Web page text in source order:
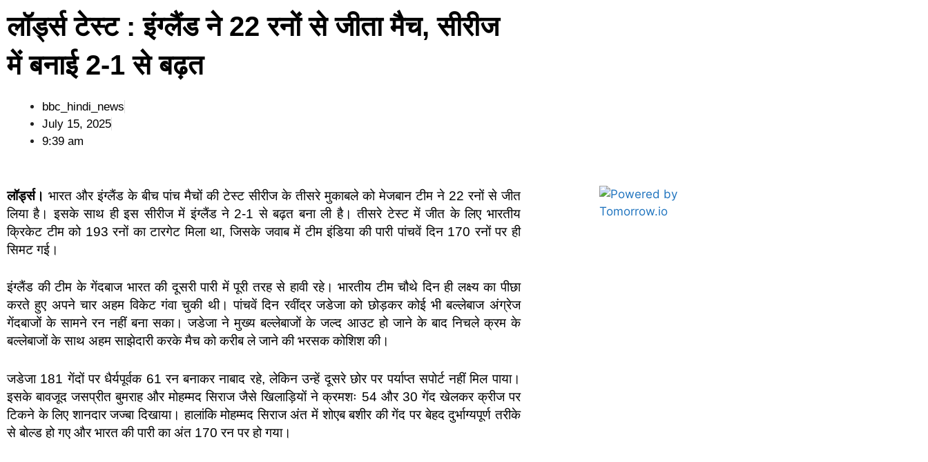
लॉर्ड्स टेस्ट : इंग्लैंड ने 22 रनों से जीता मैच, सीरीज
में बनाई 2-1 से बढ़त
bbc_hindi_news
July 15, 2025
9:39 am
लॉर्ड्स। भारत और इंग्लैंड के बीच पांच मैचों की टेस्ट सीरीज के तीसरे मुकाबले को मेजबान टीम ने 22 रनों से जीत
लिया है। इसके साथ ही इस सीरीज में इंग्लैंड ने 2-1 से बढ़त बना ली है। तीसरे टेस्ट में जीत के लिए भारतीय
क्रिकेट टीम को 193 रनों का टारगेट मिला था, जिसके जवाब में टीम इंडिया की पारी पांचवें दिन 170 रनों पर ही
सिमट गई।
इंग्लैंड की टीम के गेंदबाज भारत की दूसरी पारी में पूरी तरह से हावी रहे। भारतीय टीम चौथे दिन ही लक्ष्य का पीछा
करते हुए अपने चार अहम विकेट गंवा चुकी थी। पांचवें दिन रवींद्र जडेजा को छोड़कर कोई भी बल्लेबाज अंग्रेज
गेंदबाजों के सामने रन नहीं बना सका। जडेजा ने मुख्य बल्लेबाजों के जल्द आउट हो जाने के बाद निचले क्रम के
बल्लेबाजों के साथ अहम साझेदारी करके मैच को करीब ले जाने की भरसक कोशिश की।
जडेजा 181 गेंदों पर धैर्यपूर्वक 61 रन बनाकर नाबाद रहे, लेकिन उन्हें दूसरे छोर पर पर्याप्त सपोर्ट नहीं मिल पाया।
इसके बावजूद जसप्रीत बुमराह और मोहम्मद सिराज जैसे खिलाड़ियों ने क्रमशः 54 और 30 गेंद खेलकर क्रीज पर
टिकने के लिए शानदार जज्बा दिखाया। हालांकि मोहम्मद सिराज अंत में शोएब बशीर की गेंद पर बेहद दुर्भाग्यपूर्ण तरीके
से बोल्ड हो गए और भारत की पारी का अंत 170 रन पर हो गया।